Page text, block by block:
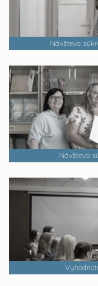
Návšteva
Návšteva